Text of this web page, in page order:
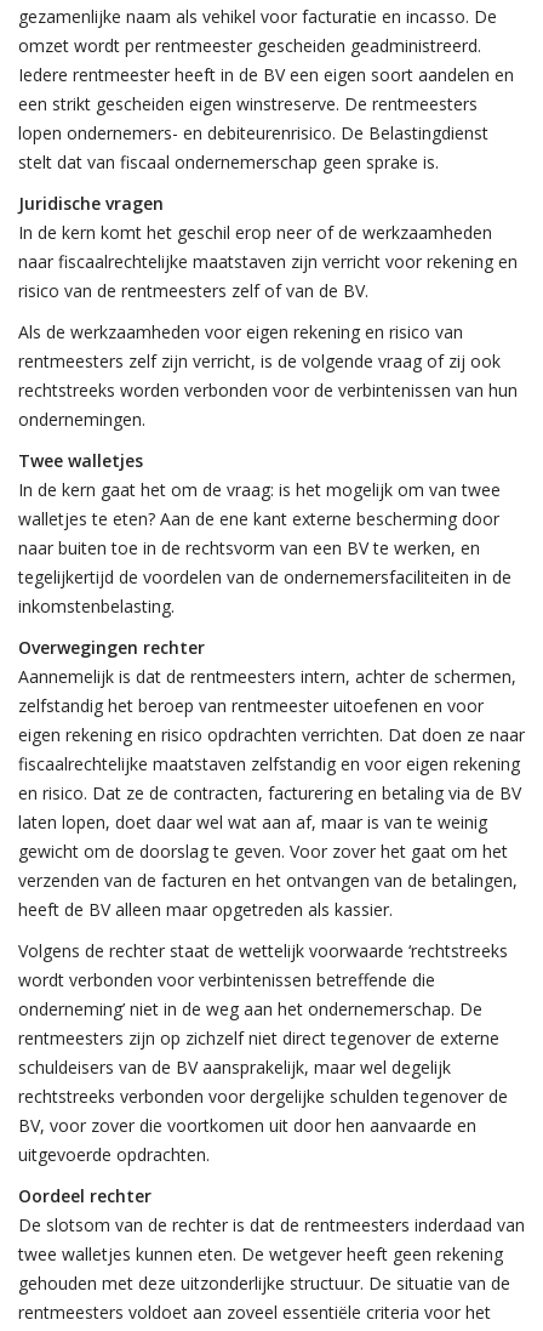
gezamenlijke naam als vehikel voor facturatie en incasso. De
omzet wordt per rentmeester gescheiden geadministreerd.
Iedere rentmeester heeft in de BV een eigen soort aandelen en
een strikt gescheiden eigen winstreserve. De rentmeesters
lopen ondernemers- en debiteurenrisico. De Belastingdienst
stelt dat van fiscaal ondernemerschap geen sprake is.
Juridische vragen
In de kern komt het geschil erop neer of de werkzaamheden
naar fiscaalrechtelijke maatstaven zijn verricht voor rekening en
risico van de rentmeesters zelf of van de BV.
Als de werkzaamheden voor eigen rekening en risico van
rentmeesters zelf zijn verricht, is de volgende vraag of zij ook
rechtstreeks worden verbonden voor de verbintenissen van hun
ondernemingen.
Twee walletjes
In de kern gaat het om de vraag: is het mogelijk om van twee
walletjes te eten? Aan de ene kant externe bescherming door
naar buiten toe in de rechtsvorm van een BV te werken, en
tegelijkertijd de voordelen van de ondernemersfaciliteiten in de
inkomstenbelasting.
Overwegingen rechter
Aannemelijk is dat de rentmeesters intern, achter de schermen,
zelfstandig het beroep van rentmeester uitoefenen en voor
eigen rekening en risico opdrachten verrichten. Dat doen ze naar
fiscaalrechtelijke maatstaven zelfstandig en voor eigen rekening
en risico. Dat ze de contracten, facturering en betaling via de BV
laten lopen, doet daar wel wat aan af, maar is van te weinig
gewicht om de doorslag te geven. Voor zover het gaat om het
verzenden van de facturen en het ontvangen van de betalingen,
heeft de BV alleen maar opgetreden als kassier.
Volgens de rechter staat de wettelijk voorwaarde ‘rechtstreeks
wordt verbonden voor verbintenissen betreffende die
onderneming’ niet in de weg aan het ondernemerschap. De
rentmeesters zijn op zichzelf niet direct tegenover de externe
schuldeisers van de BV aansprakelijk, maar wel degelijk
rechtstreeks verbonden voor dergelijke schulden tegenover de
BV, voor zover die voortkomen uit door hen aanvaarde en
uitgevoerde opdrachten.
Oordeel rechter
De slotsom van de rechter is dat de rentmeesters inderdaad van
twee walletjes kunnen eten. De wetgever heeft geen rekening
gehouden met deze uitzonderlijke structuur. De situatie van de
rentmeesters voldoet aan zoveel essentiële criteria voor het